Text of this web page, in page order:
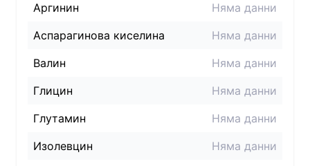
Аргинин
Няма данни
Аспарагинова киселина
Няма данни
Валин
Няма данни
Глицин
Няма данни
Глутамин
Няма данни
Изолевцин
Няма данни